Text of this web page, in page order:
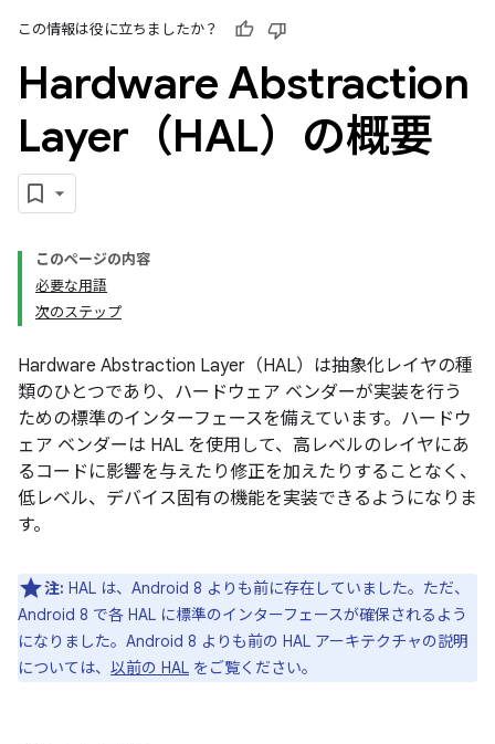
この情報は役に立ちましたか？
Hardware Abstraction
Layer（HAL）の概要
このページの内容
必要な用語
次のステップ
Hardware Abstraction Layer（HAL） は抽象化レイヤの種
類のひとつであり、ハードウェア ベンダーが実装を行う
ための標準のインターフェースを備えています。ハードウ
ェア ベンダーは HAL を使用して、高レベルのレイヤにあ
るコードに影響を与えたり修正を加えたりすることなく、
低レベル、デバイス固有の機能を実装できるようになりま
す。
注: HAL は、Android 8 よりも前に存在していました。ただ、
Android 8 で各 HAL に標準のインターフェースが確保されるよう
になりました。Android 8 よりも前の HAL アーキテクチャの説明
については、 以前の HAL をご覧ください。